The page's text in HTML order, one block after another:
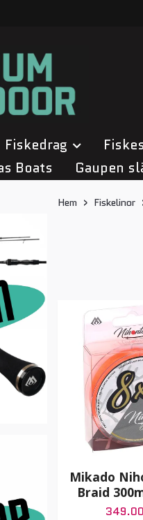
Fiskedrag
Boats Gaupen
Hem Fiskelinor
Mikado
Braid